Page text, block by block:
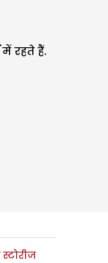
रहते हैं.